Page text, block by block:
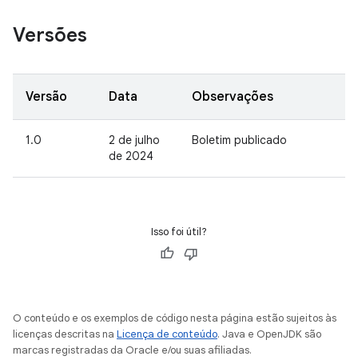
Versões
Versão Data Observações
1.0
2 de julho
de 2024
Boletim publicado
Isso foi útil?
O conteúdo e os exemplos de código nesta página estão sujeitos às
licenças descritas na Licença de conteúdo. Java e OpenJDK são
marcas registradas da Oracle e/ou suas afiliadas.